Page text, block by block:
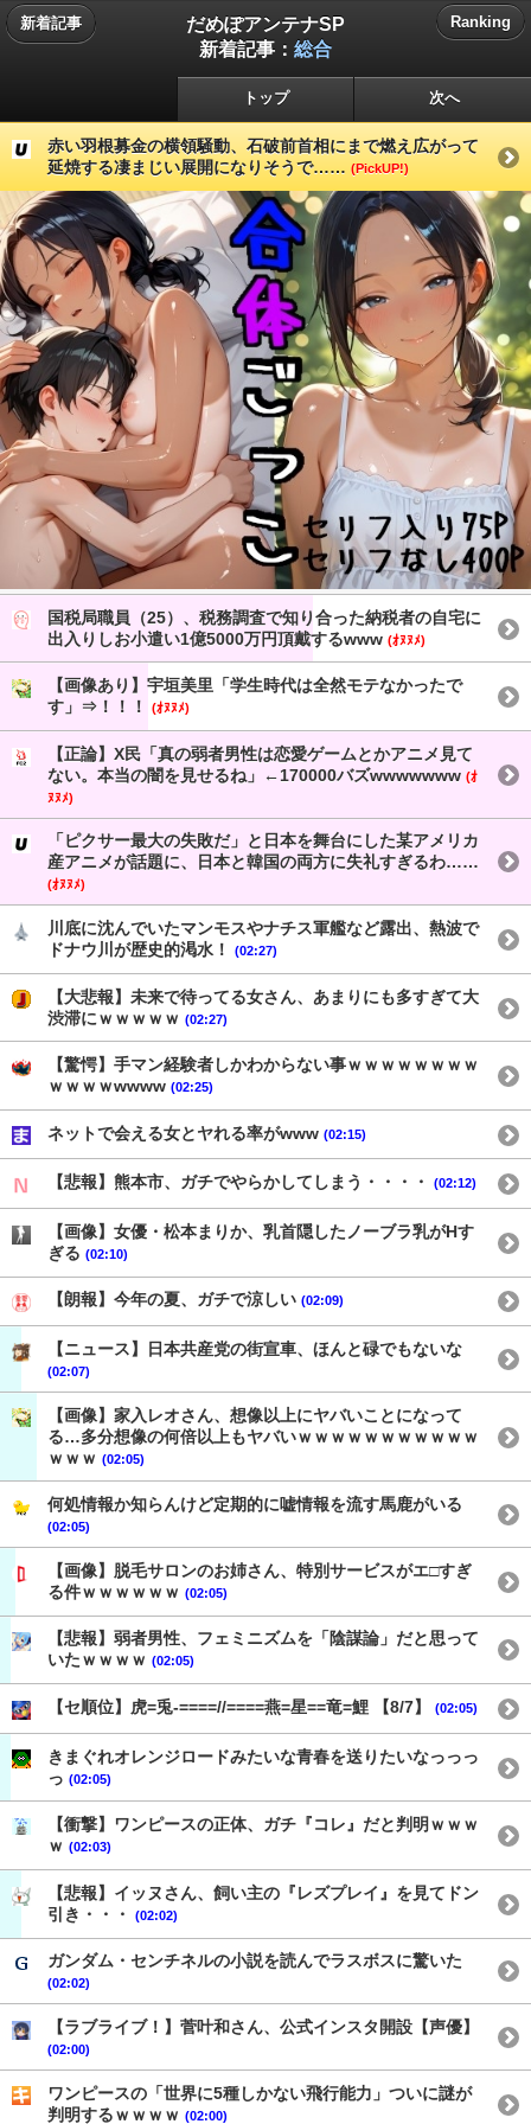
新着記事
だめぽアンテナSP
新着記事： 総合
Ranking
トップ 次へ
赤い羽根募金の横領騒動、石破前首相にまで燃え広がって
延焼する凄まじい展開になりそうで…… (PickUP!)
国税局職員（25）、税務調査で知り合った納税者の自宅に
出入りしお小遣い1億5000万円頂戴するwww (ｵﾇﾇﾒ)
【画像あり】宇垣美里「学生時代は全然モテなかったで
す」⇒！！！
(ｵﾇﾇﾒ)
【正論】X民「真の弱者男性は恋愛ゲームとかアニメ見て
ない。本当の闇を見せるね」←170000バズwwwwwww (ｵ
ﾇﾇﾒ)
「ピクサー最大の失敗だ」と日本を舞台にした某アメリカ
産アニメが話題に、日本と韓国の両方に失礼すぎるわ……
(ｵﾇﾇﾒ)
川底に沈んでいたマンモスやナチス軍艦など露出、熱波で
ドナウ川が歴史的渇水！
(02:27)
【大悲報】未来で待ってる女さん、あまりにも多すぎて大
渋滞にｗｗｗｗｗ (02:27)
【驚愕】手マン経験者しかわからない事ｗｗｗｗｗｗｗｗ
ｗｗｗｗwwww (02:25)
ネットで会える女とヤれる率がwww (02:15)
【悲報】熊本市、ガチでやらかしてしまう・・・・ (02:12)
【画像】女優・松本まりか、乳首隠したノーブラ乳がHす
ぎる (02:10)
【朗報】今年の夏、ガチで涼しい (02:09)
【ニュース】日本共産党の街宣車、ほんと碌でもないな
(02:07)
【画像】家入レオさん、想像以上にヤバいことになって
る…多分想像の何倍以上もヤバいｗｗｗｗｗｗｗｗｗｗｗ
ｗｗｗ (02:05)
何処情報か知らんけど定期的に嘘情報を流す馬鹿がいる
(02:05)
【画像】脱毛サロンのお姉さん、特別サービスがエ□すぎ
る件ｗｗｗｗｗｗ (02:05)
【悲報】弱者男性、フェミニズムを「陰謀論」だと思って
いたｗｗｗｗ (02:05)
【セ順位】虎=兎-====//====燕=星==竜=鯉 【8/7】 (02:05)
きまぐれオレンジロードみたいな青春を送りたいなっっっ
っ (02:05)
【衝撃】ワンピースの正体、ガチ『コレ』だと判明ｗｗｗ
ｗ (02:03)
【悲報】イッヌさん、飼い主の『レズプレイ』を見てドン
引き・・・
(02:02)
ガンダム・センチネルの小説を読んでラスボスに驚いた
(02:02)
【ラブライブ！】菅叶和さん、公式インスタ開設【声優】
(02:00)
ワンピースの「世界に5種しかない飛行能力」ついに謎が
判明するｗｗｗｗ (02:00)